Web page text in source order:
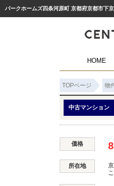
パークホームズ四条河原町 京都府京都市下
HOME
TOPページ 物
中古マンション
価格
所在地